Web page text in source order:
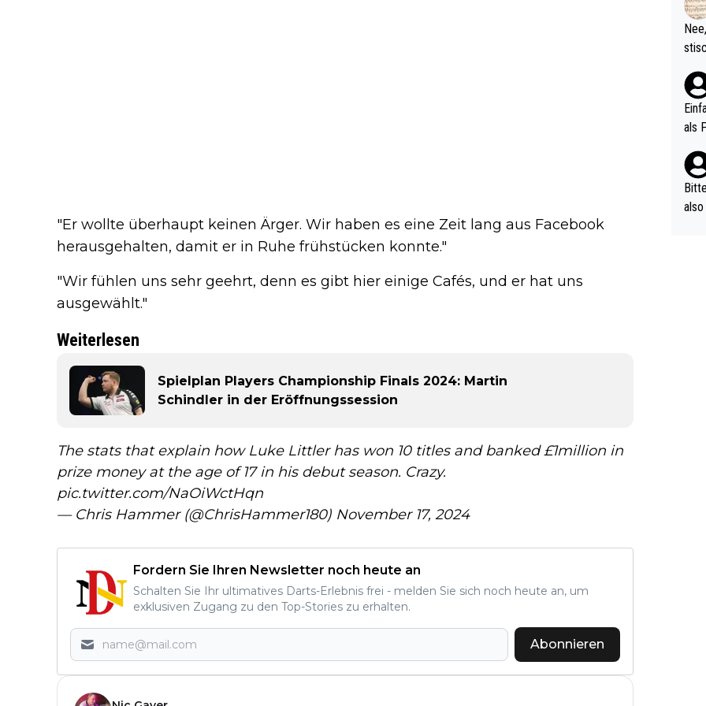
"Er wollte überhaupt keinen Ärger. Wir haben es eine Zeit lang aus Facebook
herausgehalten, damit er in Ruhe frühstücken konnte."
"Wir fühlen uns sehr geehrt, denn es gibt hier einige Cafés, und er hat uns
ausgewählt."
Weiterlesen
Spielplan Players Championship Finals 2024: Martin
Schindler in der Eröffnungssession
The stats that explain how Luke Littler has won 10 titles and banked £1million in
prize money at the age of 17 in his debut season. Crazy.
pic.twitter.com/NaOiWctHqn
— Chris Hammer (@ChrisHammer180) November 17, 2024
Fordern Sie Ihren Newsletter noch heute an
Schalten Sie Ihr ultimatives Darts-Erlebnis frei - melden Sie sich noch heute an, um
exklusiven Zugang zu den Top-Stories zu erhalten.
Abonnieren
(in
als
nes
ttler
vV
als